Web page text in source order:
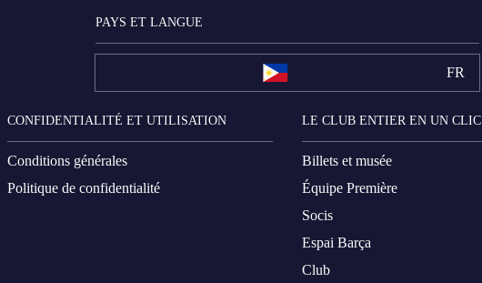
PAYS ET LANGUE
FR
CONFIDENTIALITÉ ET UTILISATION
Conditions générales
Politique de confidentialité
LE CLUB ENTIER EN UN CLIC
Billets et musée
Équipe Première
Socis
Espai Barça
Club